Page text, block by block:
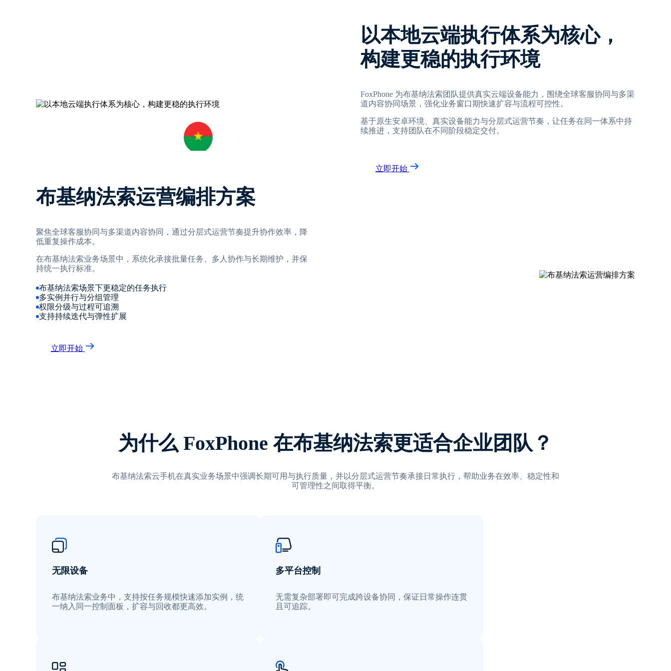
以本地云端执行体系为核心，
构建更稳的执行环境
FoxPhone 为布基纳法索团队提供真实云端设备能力，围绕全球客服协同与多渠
道内容协同场景，强化业务窗口期快速扩容与流程可控性。
基于原生安卓环境、真实设备能力与分层式运营节奏，让任务在同一体系中持
续推进，支持团队在不同阶段稳定交付。
立即开始
布基纳法索运营编排方案
聚焦全球客服协同与多渠道内容协同，通过分层式运营节奏提升协作效率，降
低重复操作成本。
在布基纳法索业务场景中，系统化承接批量任务、多人协作与长期维护，并保
持统一执行标准。
布基纳法索场景下更稳定的任务执行
多实例并行与分组管理
权限分级与过程可追溯
支持持续迭代与弹性扩展
立即开始
为什么 FoxPhone 在布基纳法索更适合企业团队？
布基纳法索云手机在真实业务场景中强调长期可用与执行质量，并以分层式运营节奏承接日常执行，帮助业务在效率、稳定性和
可管理性之间取得平衡。
无限设备
布基纳法索业务中，支持按任务规模快速添加实例，统
一纳入同一控制面板，扩容与回收都更高效。
多平台控制
无需复杂部署即可完成跨设备协同，保证日常操作连贯
且可追踪。